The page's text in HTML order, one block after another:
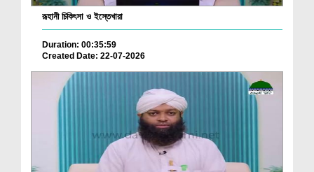
রূহানী চিকিৎসা ও ইস্তেখারা
Duration: 00:35:59
Created Date: 22-07-2026